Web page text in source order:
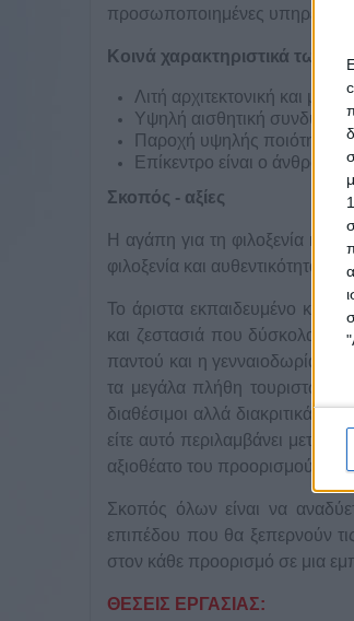
προσωποποιημένες υπηρεσίες
Κοινά χαρακτηριστικά των
Λιτή αρχιτεκτονική και
Υψηλή αισθητική
Παροχή υψηλής ποιότητας
Επίκεντρο είναι ο
Σκοπός - αξίες
Η αγάπη για τη φιλοξενία και
φιλοξενία και αυθεντικότητα
Το άριστα εκπαιδευμένο και
και ζεστασιά που δύσκολα
παντού και η γενναιοδωρία
τα μεγάλα πλήθη τουριστών
διαθέσιμοι αλλά διακριτικά
είτε αυτό περιλαμβάνει
αξιοθέατο του προορισμού.
Σκοπός όλων είναι να
επιπέδου που θα ξεπερνούν
στον κάθε προορισμό σε μια
ΘΕΣΕΙΣ ΕΡΓΑΣΙΑΣ: